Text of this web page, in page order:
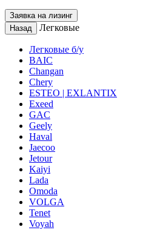
Заявка на лизинг
Назад
Легковые
Легковые б/у
BAIC
Changan
Chery
ESTEO | EXLANTIX
Exeed
GAC
Geely
Haval
Jaecoo
Jetour
Kaiyi
Lada
Omoda
VOLGA
Tenet
Voyah